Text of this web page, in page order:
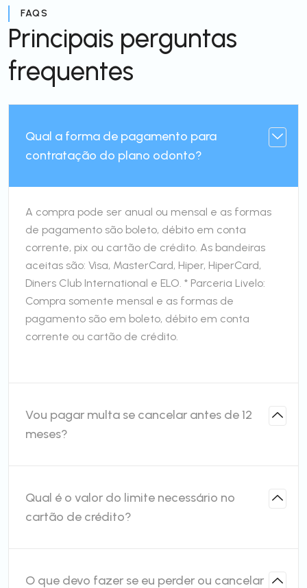
FAQS
Principais perguntas
frequentes
Qual a forma de pagamento para
contratação do plano odonto?
A compra pode ser anual ou mensal e as formas
de pagamento são boleto, débito em conta
corrente, pix ou cartão de crédito. As bandeiras
aceitas são: Visa, MasterCard, Hiper, HiperCard,
Diners Club International e ELO. * Parceria Livelo:
Compra somente mensal e as formas de
pagamento são em boleto, débito em conta
corrente ou cartão de crédito.
Vou pagar multa se cancelar antes de 12
meses?
Qual é o valor do limite necessário no
cartão de crédito?
O que devo fazer se eu perder ou cancelar